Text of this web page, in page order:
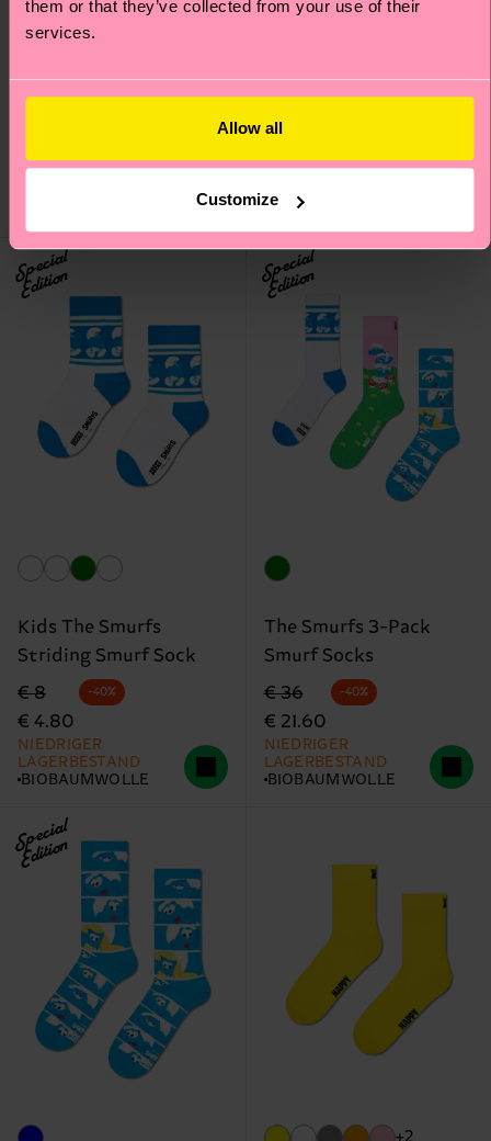
them or that they’ve collected from your use of their
services.
Allow all
Customize
€ 7.20
Tower Sock
Originalpreis
€ 14
Reduzierter Preis
LAGERBESTAND
BIOBAUMWOLLE
Special
Edition
Kids The Smurfs
Striding Smurf Sock
Originalpreis
€ 8
Reduzierter Preis
€ 4.80
-40%
NIEDRIGER
LAGERBESTAND
BIOBAUMWOLLE
Special
Edition
The Smurfs 3-Pack
Smurf Socks
Originalpreis
€ 36
Reduzierter Preis
€ 21.60
-40%
NIEDRIGER
LAGERBESTAND
BIOBAUMWOLLE
Special
Edition
+2